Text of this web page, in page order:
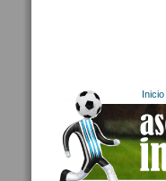
Inicio